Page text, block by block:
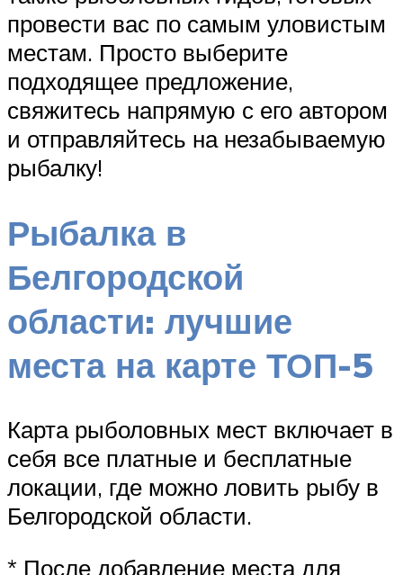
провести вас по самым уловистым
местам. Просто выберите
подходящее предложение,
свяжитесь напрямую с его автором
и отправляйтесь на незабываемую
рыбалку!
Рыбалка в
Белгородской
области: лучшие
места на карте ТОП-5
Карта рыболовных мест включает в
себя все платные и бесплатные
локации, где можно ловить рыбу в
Белгородской области.
* После добавление места для